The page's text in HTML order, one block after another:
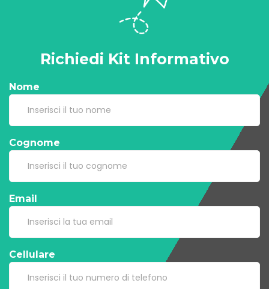
Richiedi Kit Informativo
Nome
Cognome
Email
Cellulare